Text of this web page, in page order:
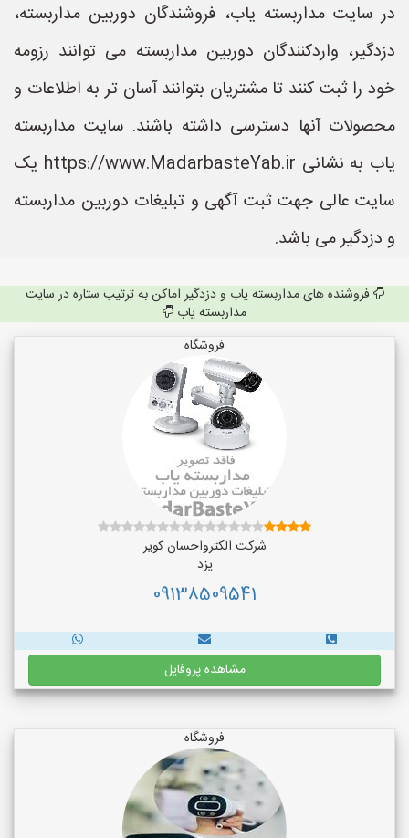
در سایت مداربسته یاب، فروشندگان دوربین مداربسته،
دزدگیر، واردکنندگان دوربین مداربسته می توانند رزومه
خود را ثبت کنند تا مشتریان بتوانند آسان تر به اطلاعات و
محصولات آنها دسترسی داشته باشند. سایت مداربسته
یاب به نشانی https://www.MadarbasteYab.ir یک
سایت عالی جهت ثبت آگهی و تبلیغات دوربین مداربسته
و دزدگیر می باشد.
فروشنده های مداربسته یاب و دزدگیر اماکن به ترتیب ستاره در سایت
مداربسته یاب
فروشگاه
شرکت الکترواحسان کویر
یزد
09138509541
مشاهده پروفایل
فروشگاه